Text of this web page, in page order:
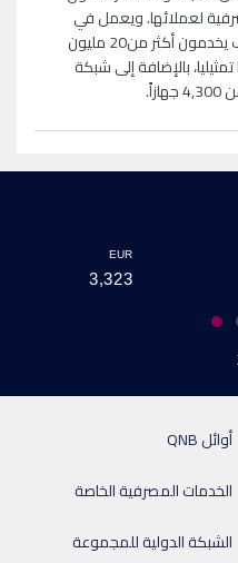
لعملائها. ويعمل في
المجموعة ما يزيد عن 28,000 موظف يخدمون أكثر من20 مليون
فرعا ومكتبا تمثيليا، بالإضافة إلى شبكة
EUR
3,323
أوائل QNB
الخدمات المصرفية الخاصة
الشبكة الدولية للمجموعة